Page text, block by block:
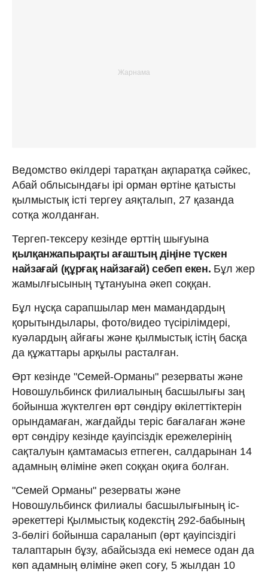
Ведомство өкілдері таратқан ақпаратқа сәйкес,
Абай облысындағы ірі орман өртіне қатысты
қылмыстық істі тергеу аяқталып, 27 қазанда
сотқа жолданған.
Тергеп-тексеру кезінде өрттің шығуына
қылқанжапырақты ағаштың діңіне түскен
найзағай (құрғақ найзағай) себеп екен. Бұл жер
жамылғысының тұтануына әкеп соққан.
Бұл нұсқа сарапшылар мен мамандардың
қорытындылары, фото/видео түсірілімдері,
куәлардың айғағы және қылмыстық істің басқа
да құжаттары арқылы расталған.
Өрт кезінде "Семей-Орманы" резерваты және
Новошульбинск филиалының басшылығы заң
бойынша жүктелген өрт сөндіру өкілеттіктерін
орындамаған, жағдайды теріс бағалаған және
өрт сөндіру кезінде қауіпсіздік ережелерінің
сақталуын қамтамасыз етпеген, салдарынан 14
адамның өліміне әкеп соққан оқиға болған.
"Семей Орманы" резерваты және
Новошульбинск филиалы басшылығының іс-
әрекеттері Қылмыстық кодекстің 292-бабының
3-бөлігі бойынша сараланып (өрт қауiпсiздiгi
талаптарын бұзу, абайсызда екі немесе одан да
көп адамның өліміне әкеп соғу, 5 жылдан 10